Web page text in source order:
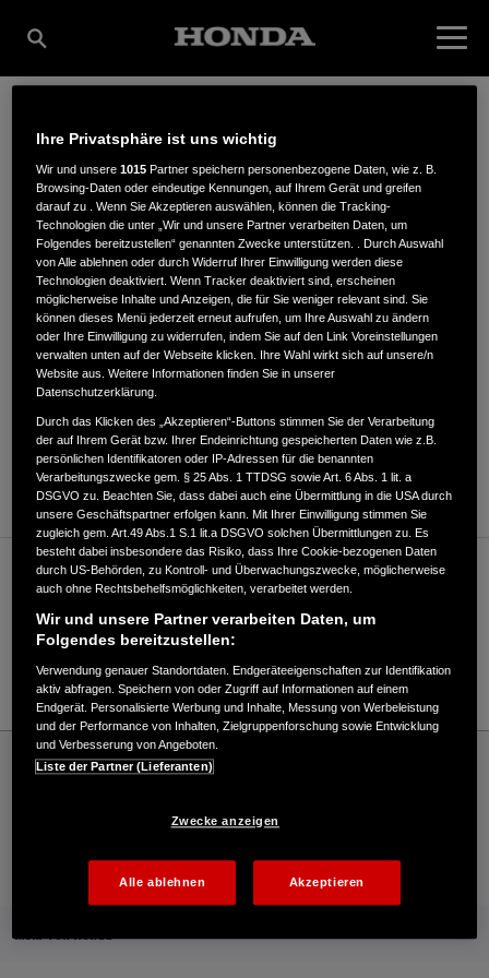
KRUMM
LANDTECHNIK GMBH
Gewerbestraße 1b,79194,Gundelfingen
ANFAHRTSBESCHREIBUNG ANFORDERN
WEBSITE
Verkauf / Kundendienst
0761/5853205
E-Mail
Honda
Industrie
Krumm Landtechnik GmbH - Industrie – Honda - HONDA Deutschland Offizielle
Mehr von Honda
Ihre Privatsphäre ist uns wichtig
Wir und unsere1015 Partner speichern personenbezogene Daten, wie z. B.
Browsing-Daten oder eindeutige Kennungen, auf Ihrem Gerät und greifen
darauf zu . Wenn Sie Akzeptieren auswählen, können die Tracking-
Technologien die unter „Wir und unsere Partner verarbeiten Daten, um
Folgendes bereitzustellen“ genannten Zwecke unterstützen. . Durch Auswahl
von Alle ablehnen oder durch Widerruf Ihrer Einwilligung werden diese
Technologien deaktiviert. Wenn Tracker deaktiviert sind, erscheinen
möglicherweise Inhalte und Anzeigen, die für Sie weniger relevant sind. Sie
können dieses Menü jederzeit erneut aufrufen, um Ihre Auswahl zu ändern
oder Ihre Einwilligung zu widerrufen, indem Sie auf den Link Voreinstellungen
verwalten unten auf der Webseite klicken. Ihre Wahl wirkt sich auf unsere/n
Website aus. Weitere Informationen finden Sie in unserer
Datenschutzerklärung.
Durch das Klicken des „Akzeptieren“-Buttons stimmen Sie der Verarbeitung
der auf Ihrem Gerät bzw. Ihrer Endeinrichtung gespeicherten Daten wie z.B.
persönlichen Identifikatoren oder IP-Adressen für die benannten
Verarbeitungszwecke gem. § 25 Abs. 1 TTDSG sowie Art. 6 Abs. 1 lit. a
DSGVO zu. Beachten Sie, dass dabei auch eine Übermittlung in die USA durch
unsere Geschäftspartner erfolgen kann. Mit Ihrer Einwilligung stimmen Sie
zugleich gem. Art.49 Abs.1 S.1 lit.a DSGVO solchen Übermittlungen zu. Es
besteht dabei insbesondere das Risiko, dass Ihre Cookie-bezogenen Daten
durch US-Behörden, zu Kontroll- und Überwachungszwecke, möglicherweise
auch ohne Rechtsbehelfsmöglichkeiten, verarbeitet werden.
Wir und unsere Partner verarbeiten Daten, um
Folgendes bereitzustellen:
Verwendung genauer Standortdaten. Endgeräteeigenschaften zur Identifikation
aktiv abfragen. Speichern von oder Zugriff auf Informationen auf einem
Endgerät. Personalisierte Werbung und Inhalte, Messung von Werbeleistung
und der Performance von Inhalten, Zielgruppenforschung sowie Entwicklung
und Verbesserung von Angeboten.
Liste der Partner (Lieferanten)
Zwecke anzeigen
Alle ablehnen Akzeptieren